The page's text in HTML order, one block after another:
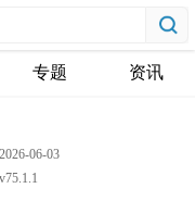
专题 资讯
2026-06-03
v75.1.1